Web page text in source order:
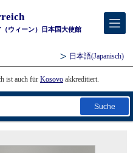
ウィーン）日本国大使館
日本語(Japanisch)
ist auch für Kosovo akkreditiert.
Suche